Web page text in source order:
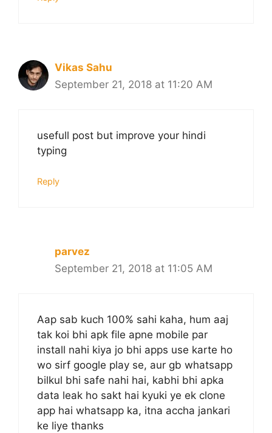
Vikas Sahu
September 21, 2018 at 11:20 AM
usefull post but improve your hindi
typing
Reply
parvez
September 21, 2018 at 11:05 AM
Aap sab kuch 100% sahi kaha, hum aaj
tak koi bhi apk file apne mobile par
install nahi kiya jo bhi apps use karte ho
wo sirf google play se, aur gb whatsapp
bilkul bhi safe nahi hai, kabhi bhi apka
data leak ho sakt hai kyuki ye ek clone
app hai whatsapp ka, itna accha jankari
ke liye thanks